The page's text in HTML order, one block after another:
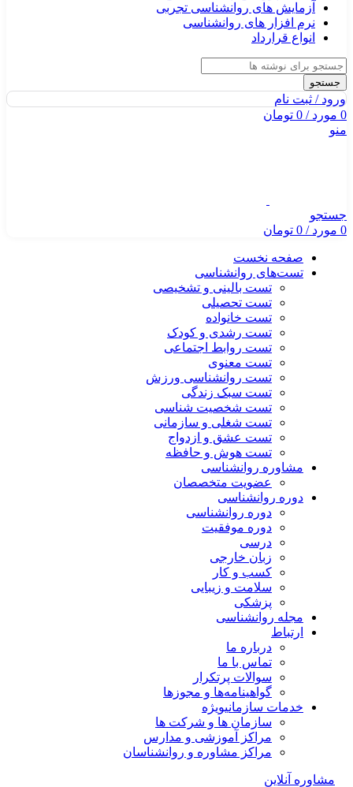
آزمایش های روانشناسی تجربی
نرم افزار های روانشناسی
انواع قرارداد
جستجو
ورود / ثبت نام
0 مورد/
0 تومان
منو
جستجو
0 مورد/
0 تومان
صفحه نخست
تست‌های روانشناسی
تست بالینی و تشخیصی
تست تحصیلی
تست خانواده
تست رشدی و کودک
تست روابط اجتماعی
تست معنوی
تست روانشناسی ورزش
تست سبک زندگی
تست شخصیت شناسی
تست شغلی و سازمانی
تست عشق و ازدواج
تست هوش و حافظه
مشاوره روانشناسی
عضویت متخصصان
دوره روانشناسی
دوره روانشناسی
دوره موفقیت
درسی
زبان خارجی
کسب و کار
سلامت و زیبایی
پزشکی
مجله روانشناسی
ارتباط
درباره ما
تماس با ما
سوالات پرتکرار
گواهینامه‌ها و مجوزها
خدمات سازمانیویژه
سازمان ها و شرکت ها
مراکز آموزشی و مدارس
مراکز مشاوره و روانشناسان
مشاوره آنلاین